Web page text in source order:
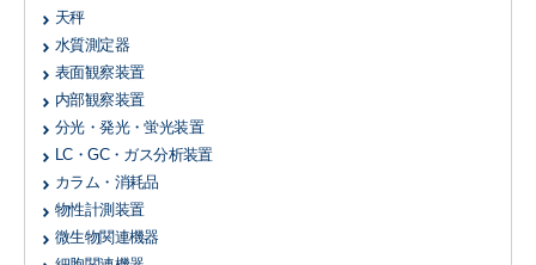
天秤
水質測定器
表面観察装置
内部観察装置
分光・発光・蛍光装置
LC・GC・ガス分析装置
カラム・消耗品
物性計測装置
微生物関連機器